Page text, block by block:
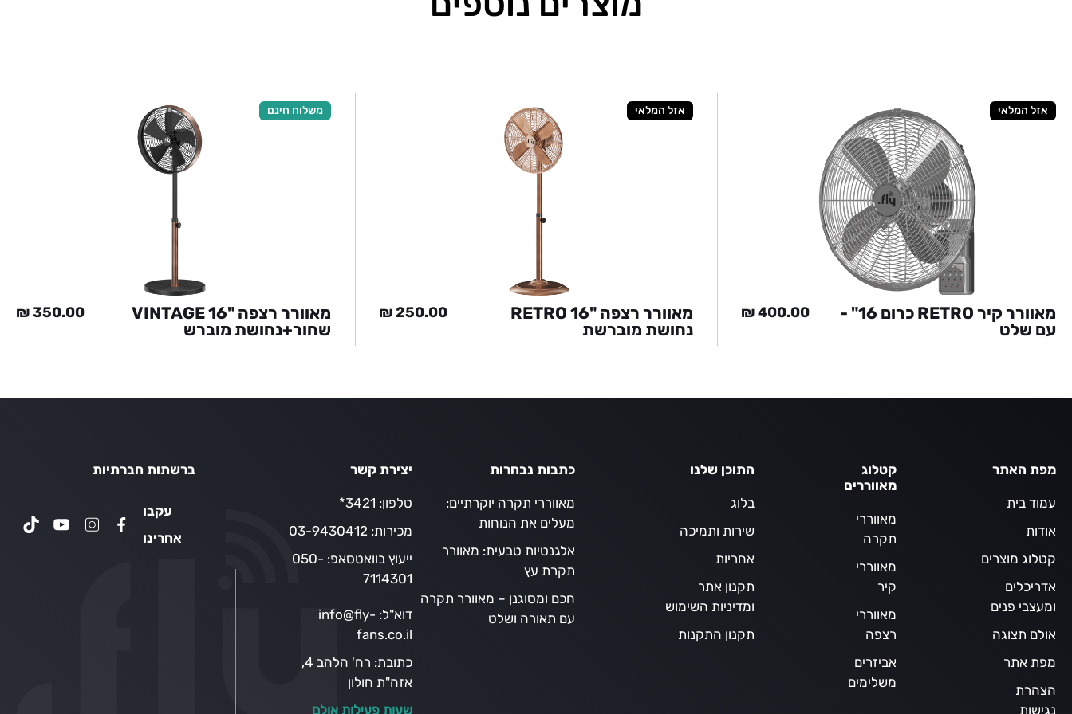
אזל המלאי
מאוורר קיר RETRO כרום 16" -
עם שלט
400.00
₪
אזל המלאי
מאוורר רצפה "RETRO 16
נחושת מוברשת
250.00
₪
משלוח חינם
מאוורר רצפה "VINTAGE 16
שחור+נחושת מוברש
350.00
₪
מפת האתר
עמוד בית
אודות
קטלוג מוצרים
אדריכלים
ומעצבי פנים
אולם תצוגה
מפת אתר
הצהרת
נגישות
קטלוג
מאווררים
מאווררי
תקרה
מאווררי
קיר
מאווררי
רצפה
אביזרים
משלימים
התוכן שלנו
בלוג
שירות ותמיכה
אחריות
תקנון אתר
ומדיניות השימוש
תקנון התקנות
כתבות נבחרות
מאווררי תקרה יוקרתיים:
מעלים את הנוחות
אלגנטיות טבעית: מאוורר
תקרת עץ
חכם ומסוגנן – מאוורר תקרה
עם תאורה ושלט
יצירת קשר
טלפון: 3421*
מכירות: 03-9430412
ייעוץ בוואטסאפ: 050-
7114301
דוא"ל: info@fly-
fans.co.il
כתובת:
רח' הלהב 4,
אזה"ת חולון
שעות פעילות אולם
ברשתות חברתיות
עקבו
אחרינו